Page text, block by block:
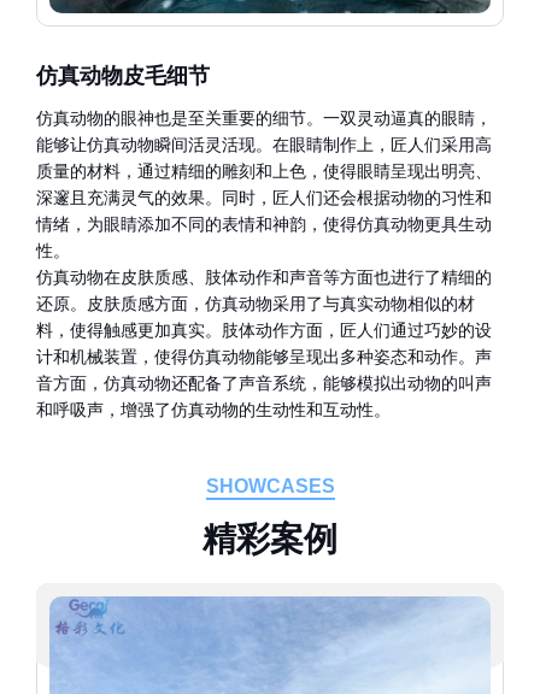
仿真动物皮毛细节
仿真动物的眼神也是至关重要的细节。一双灵动逼真的眼睛，
能够让仿真动物瞬间活灵活现。在眼睛制作上，匠人们采用高
质量的材料，通过精细的雕刻和上色，使得眼睛呈现出明亮、
深邃且充满灵气的效果。同时，匠人们还会根据动物的习性和
情绪，为眼睛添加不同的表情和神韵，使得仿真动物更具生动
性。
仿真动物在皮肤质感、肢体动作和声音等方面也进行了精细的
还原。皮肤质感方面，仿真动物采用了与真实动物相似的材
料，使得触感更加真实。肢体动作方面，匠人们通过巧妙的设
计和机械装置，使得仿真动物能够呈现出多种姿态和动作。声
音方面，仿真动物还配备了声音系统，能够模拟出动物的叫声
和呼吸声，增强了仿真动物的生动性和互动性。
SHOWCASES
精彩案例